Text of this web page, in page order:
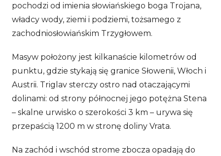
pochodzi od imienia słowiańskiego boga Trojana,
władcy wody, ziemi i podziemi, tożsamego z
zachodniosłowiańskim Trzygłowem.
Masyw położony jest kilkanaście kilometrów od
punktu, gdzie stykają się granice Słowenii, Włoch i
Austrii. Triglav sterczy ostro nad otaczającymi
dolinami: od strony północnej jego potężna Stena
– skalne urwisko o szerokości 3 km – urywa się
przepaścią 1200 m w stronę doliny Vrata.
Na zachód i wschód strome zbocza opadają do